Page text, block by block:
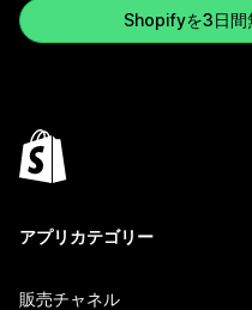
Shopifyを3日間
アプリカテゴリー
販売チャネル